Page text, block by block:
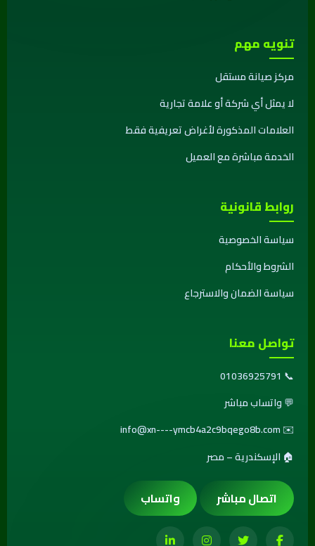
تنويه مهم
مركز صيانة مستقل
لا يمثل أي شركة أو علامة تجارية
العلامات المذكورة لأغراض تعريفية فقط
الخدمة مباشرة مع العميل
روابط قانونية
سياسة الخصوصية
الشروط والأحكام
سياسة الضمان والاسترجاع
تواصل معنا
📞
01036925791
💬واتساب مباشر
✉️
info@xn----ymcb4a2c9bqego8b.com
🏠 الإسكندرية – مصر
اتصال مباشر واتساب